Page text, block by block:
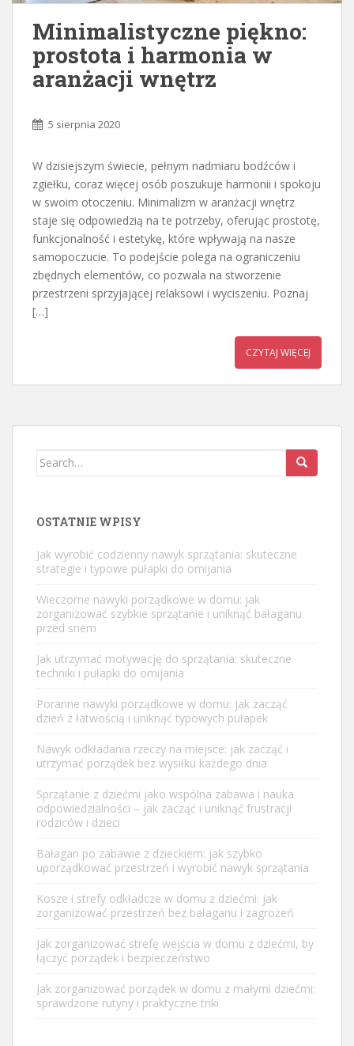
Minimalistyczne piękno:
prostota i harmonia w
aranżacji wnętrz
5 sierpnia 2020
W dzisiejszym świecie, pełnym nadmiaru bodźców i
zgiełku, coraz więcej osób poszukuje harmonii i spokoju
w swoim otoczeniu. Minimalizm w aranżacji wnętrz
staje się odpowiedzią na te potrzeby, oferując prostotę,
funkcjonalność i estetykę, które wpływają na nasze
samopoczucie. To podejście polega na ograniczeniu
zbędnych elementów, co pozwala na stworzenie
przestrzeni sprzyjającej relaksowi i wyciszeniu. Poznaj
[…]
CZYTAJ WIĘCEJ
Search
OSTATNIE WPISY
Jak wyrobić codzienny nawyk sprzątania: skuteczne
strategie i typowe pułapki do omijania
Wieczorne nawyki porządkowe w domu: jak
zorganizować szybkie sprzątanie i uniknąć bałaganu
przed snem
Jak utrzymać motywację do sprzątania: skuteczne
techniki i pułapki do omijania
Poranne nawyki porządkowe w domu: jak zacząć
dzień z łatwością i uniknąć typowych pułapek
Nawyk odkładania rzeczy na miejsce: jak zacząć i
utrzymać porządek bez wysiłku każdego dnia
Sprzątanie z dziećmi jako wspólna zabawa i nauka
odpowiedzialności – jak zacząć i uniknąć frustracji
rodziców i dzieci
Bałagan po zabawie z dzieckiem: jak szybko
uporządkować przestrzeń i wyrobić nawyk sprzątania
Kosze i strefy odkładcze w domu z dziećmi: jak
zorganizować przestrzeń bez bałaganu i zagrożeń
Jak zorganizować strefę wejścia w domu z dziećmi, by
łączyć porządek i bezpieczeństwo
Jak zorganizować porządek w domu z małymi dziećmi:
sprawdzone rutyny i praktyczne triki